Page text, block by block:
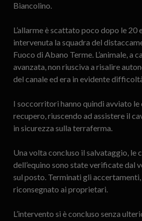
Biancolino.
L’allarme è scattato poco dopo le 20
intervenuta la squadra del
Fuoco di Abano Terme. L’animale, a
avanzata, non riusciva a risalire
del canale ed era in evidente
I soccorritori hanno quindi avviato le
recupero, riuscendo ad assistere il
in sicurezza sulla terraferma.
Una volta concluso il salvataggio, le
dell’equino sono state verificate dal
sul posto. Terminati gli accertamenti,
riconsegnato ai proprietari.
L’intervento si è concluso senza